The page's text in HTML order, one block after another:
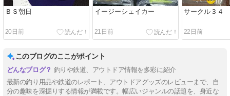
ＢＳ朝日
20日前
イージーシェイカー
21日前
サークル３４
22日前
このブログのここがポイント
釣りや鉄道、アウトドア情報を多彩に紹介
最新の釣り用品や鉄道のレポート、アウトドアグッズのレビューまで、自
分の趣味を深掘りする情報が満載です。幅広いジャンルの話題を、身近な